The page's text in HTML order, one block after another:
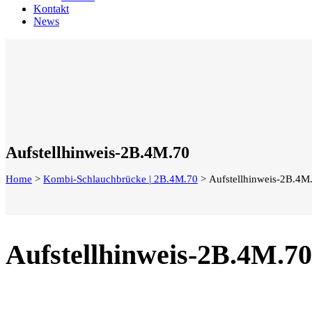
Kontakt
News
Aufstellhinweis-2B.4M.70
Home > Kombi-Schlauchbrücke | 2B.4M.70 > Aufstellhinweis-
Aufstellhinweis-2B.4M.70